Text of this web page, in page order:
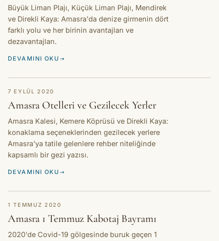
Büyük Liman Plajı, Küçük Liman Plajı, Mendirek
ve Direkli Kaya: Amasra'da denize girmenin dört
farklı yolu ve her birinin avantajları ve
dezavantajları.
DEVAMINI OKU
HIKAYE
7 EYLÜL 2020
Amasra Otelleri ve Gezilecek Yerler
Amasra Kalesi, Kemere Köprüsü ve Direkli Kaya:
konaklama seçeneklerinden gezilecek yerlere
Amasra'ya tatile gelenlere rehber niteliğinde
kapsamlı bir gezi yazısı.
DEVAMINI OKU
HIKAYE
1 TEMMUZ 2020
Amasra 1 Temmuz Kabotaj Bayramı
2020'de Covid-19 gölgesinde buruk geçen 1